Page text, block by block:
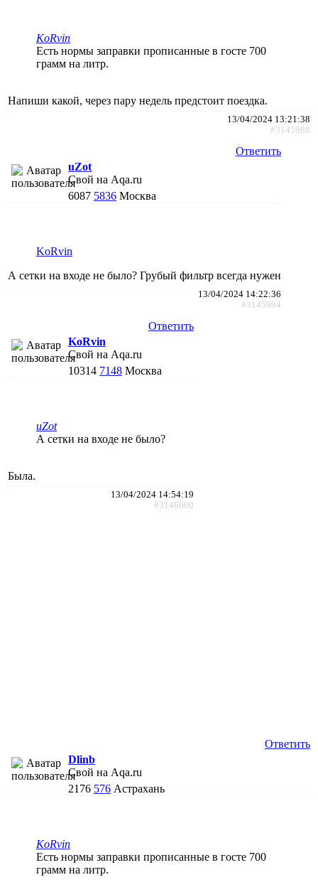
KoRvin
Есть нормы заправки прописанные в госте 700
грамм на литр.
Напиши какой, через пару недель предстоит поездка.
13/04/2024 13:21:38
#3145988
Ответить
uZot
Свой на Aqa.ru
6087 5836 Москва
KoRvin
А сетки на входе не было? Грубый фильтр всегда нужен
13/04/2024 14:22:36
#3145994
Ответить
KoRvin
Свой на Aqa.ru
10314 7148 Москва
uZot
А сетки на входе не было?
Была.
13/04/2024 14:54:19
#3146000
Ответить
Dlinb
Свой на Aqa.ru
2176 576 Астрахань
KoRvin
Есть нормы заправки прописанные в госте 700
грамм на литр.